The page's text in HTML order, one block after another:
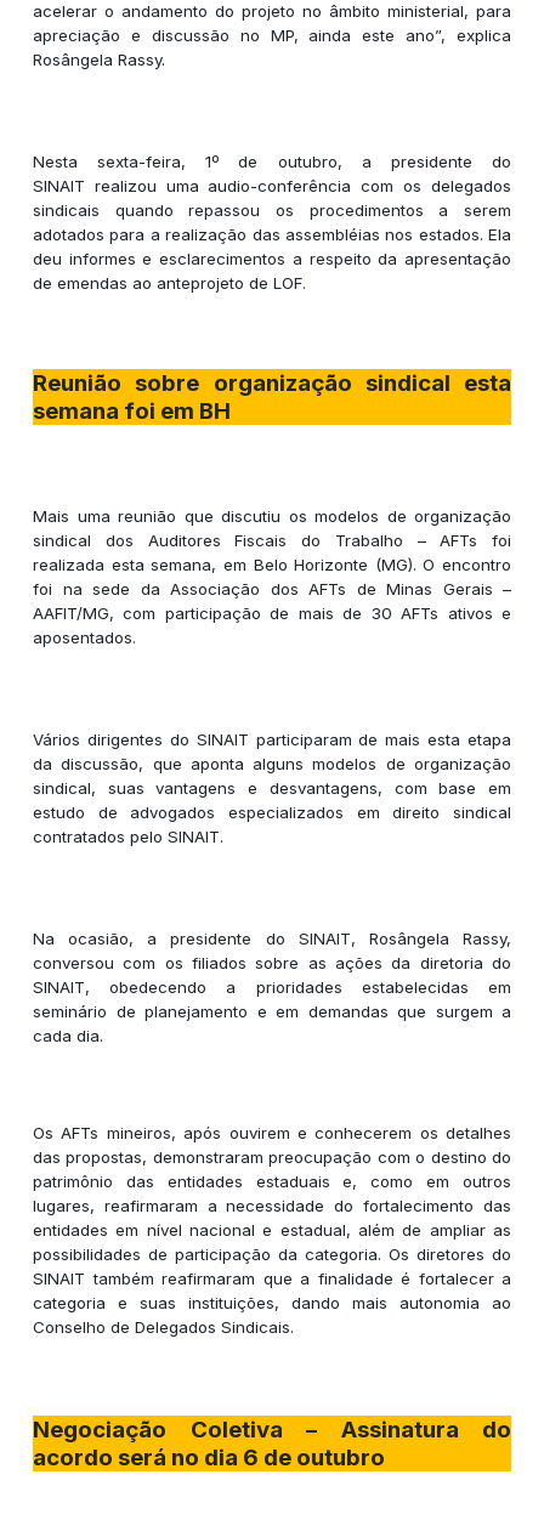
acelerar o andamento do projeto no âmbito ministerial, para
apreciação e discussão no MP, ainda este ano”, explica
Rosângela Rassy.
Nesta sexta-feira, 1º de outubro, a presidente do
SINAIT realizou uma audio-conferência com os delegados
sindicais quando repassou os procedimentos a serem
adotados para a realização das assembléias nos estados. Ela
deu informes e esclarecimentos a respeito da apresentação
de emendas ao anteprojeto de LOF.
Reunião sobre organização sindical esta
semana foi em BH
Mais uma reunião que discutiu os modelos de organização
sindical dos Auditores Fiscais do Trabalho – AFTs foi
realizada esta semana, em Belo Horizonte (MG). O encontro
foi na sede da Associação dos AFTs de Minas Gerais –
AAFIT/MG, com participação de mais de 30 AFTs ativos e
aposentados.
Vários dirigentes do SINAIT participaram de mais esta etapa
da discussão, que aponta alguns modelos de organização
sindical, suas vantagens e desvantagens, com base em
estudo de advogados especializados em direito sindical
contratados pelo SINAIT.
Na ocasião, a presidente do SINAIT, Rosângela Rassy,
conversou com os filiados sobre as ações da diretoria do
SINAIT, obedecendo a prioridades estabelecidas em
seminário de planejamento e em demandas que surgem a
cada dia.
Os AFTs mineiros, após ouvirem e conhecerem os detalhes
das propostas, demonstraram preocupação com o destino do
patrimônio das entidades estaduais e, como em outros
lugares, reafirmaram a necessidade do fortalecimento das
entidades em nível nacional e estadual, além de ampliar as
possibilidades de participação da categoria. Os diretores do
SINAIT também reafirmaram que a finalidade é fortalecer a
categoria e suas instituições, dando mais autonomia ao
Conselho de Delegados Sindicais.
Negociação Coletiva – Assinatura do
acordo será no dia 6 de outubro